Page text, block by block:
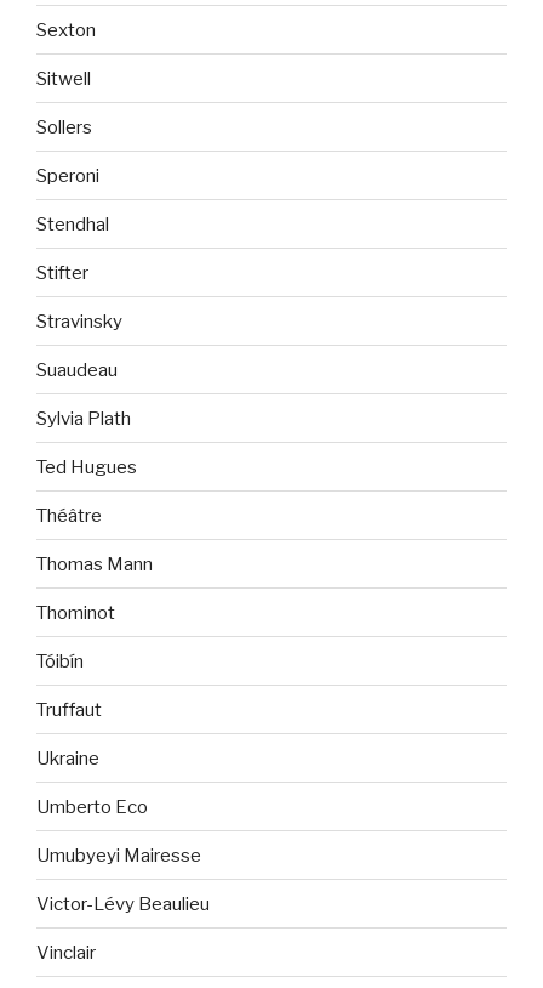
Sexton
Sitwell
Sollers
Speroni
Stendhal
Stifter
Stravinsky
Suaudeau
Sylvia Plath
Ted Hugues
Théâtre
Thomas Mann
Thominot
Tóibín
Truffaut
Ukraine
Umberto Eco
Umubyeyi Mairesse
Victor-Lévy Beaulieu
Vinclair